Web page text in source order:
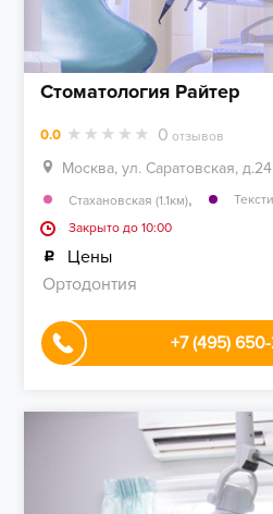
Стоматология Райтер
0.0 0 отзывов
Москва, ул. Саратовская, д.24
Стахановская (1.1км),
Закрыто до 10:00
Цены
Ортодонтия
+7 (495)